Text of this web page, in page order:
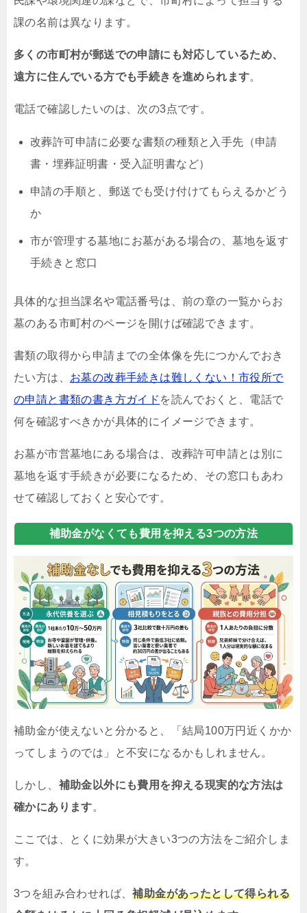
課の名前は異なります。
多くの市町村が郵送での申請にも対応しているため、
遠方に住んでいる方でも手続きを進められます。
電話で確認したいのは、次の3点です。
改葬許可申請に必要な書類の種類と入手先（申請
書・埋葬証明書・受入証明書など）
申請の手順と、郵送でも受け付けてもらえるかどう
か
市が管理する墓地にお墓がある場合の、墓地を返す
手続きと窓口
具体的な担当課名や電話番号は、前の章の一覧からお
墓のある市町村のページを開けば確認できます。
書類の取得から申請までの全体像を先につかんでおき
たい方は、 お墓の改葬手続きは難しくない！市役所で
の申請と書類の書き方ガイド を読んでおくと、電話で
何を確認すべきかが具体的にイメージできます。
お墓が市営墓地にある場合は、改葬許可申請とは別に
墓地を返す手続きが必要になるため、その窓口もあわ
せて確認しておくと安心です。
補助金がなくても費用を抑える3つの方法
補助金が使えないと分かると、「結局100万円近くかか
ってしまうのでは」と不安になるかもしれません。
しかし、 補助金以外にも費用を抑える現実的な方法は
確かにあります。
ここでは、とくに効果が大きい3つの方法をご紹介しま
す。
3つを組み合わせれば、補助金があったとして得られる